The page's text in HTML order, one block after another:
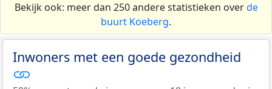
Bekijk ook: meer dan 250 andere statistieken overde
buurt Koeberg.
Inwoners met een goede gezondheid